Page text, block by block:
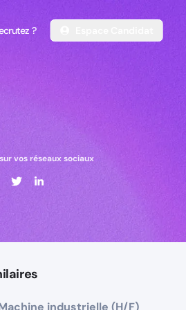
?
?
vos réseaux sociaux
industrielle (H/F)